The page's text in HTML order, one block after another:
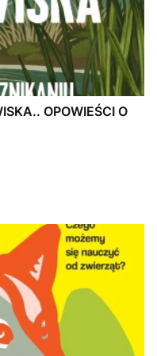
OPOWIEŚCI O